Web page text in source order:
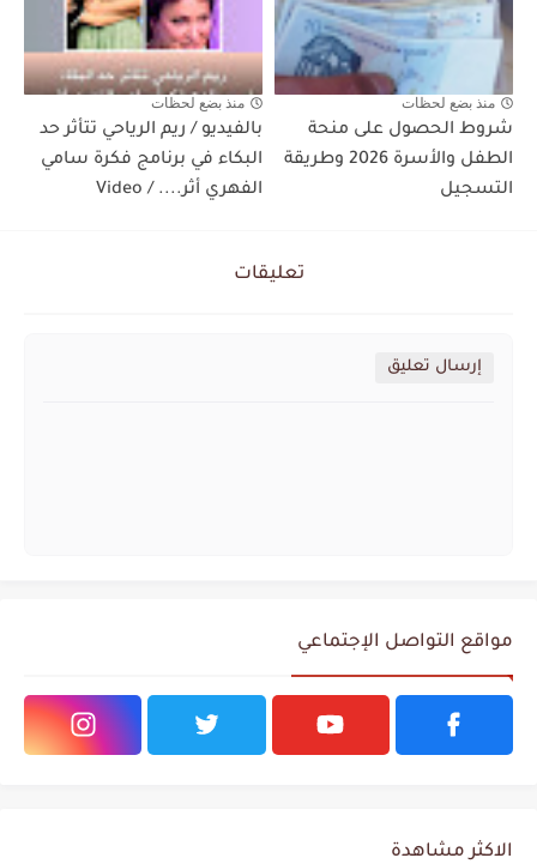
منذ بضع لحظات
شروط الحصول على منحة
الطفل والأسرة 2026 وطريقة
التسجيل
منذ بضع لحظات
بالفيديو / ريم الرياحي تتأثر حد
البكاء في برنامج فكرة سامي
الفهري أثر.... / Video
تعليقات
إرسال تعليق
مواقع التواصل الإجتماعي
الاكثر مشاهدة